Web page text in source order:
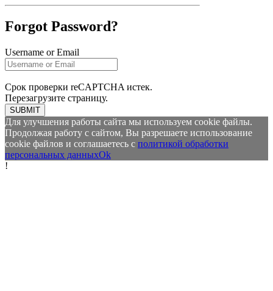
Forgot Password?
Username or Email
Срок проверки reCAPTCHA истек.
Перезагрузите страницу.
SUBMIT
Для улучшения работы сайта мы используем cookie файлы.
Продолжая работу с сайтом, Вы разрешаете использование
cookie файлов и соглашаетесь с политикой обработки
персональных данныхOk
!